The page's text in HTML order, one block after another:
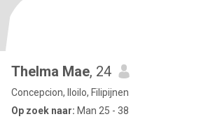
Thelma Mae, 24
Concepcion, Iloilo, Filipijnen
Op zoek naar: Man 25 - 38